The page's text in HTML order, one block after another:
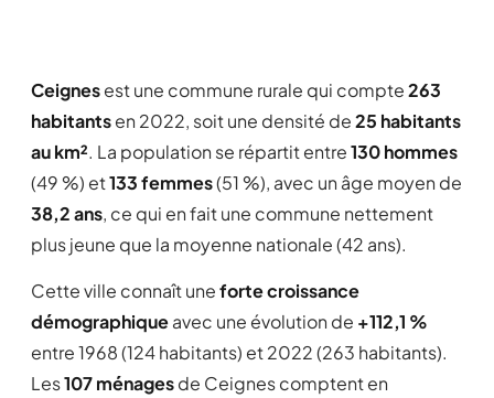
Ceignesest une commune rurale qui compte263
habitantsen 2022, soit une densité de25 habitants
au km². La population se répartit entre130 hommes
(49 %) et133 femmes(51 %), avec un âge moyen de
38,2 ans, ce qui en fait une commune nettement
plus jeune que la moyenne nationale (42 ans).
Cette ville connaît uneforte croissance
démographiqueavec une évolution de +112,1 %
entre 1968 (124 habitants) et 2022 (263 habitants).
Les107 ménagesde Ceignes comptent en